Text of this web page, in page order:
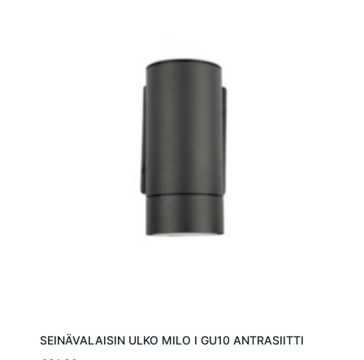
SEINÄVALAISIN ULKO MILO I GU10 ANTRASIITTI